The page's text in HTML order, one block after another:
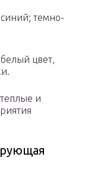
темно-
цвет,
и